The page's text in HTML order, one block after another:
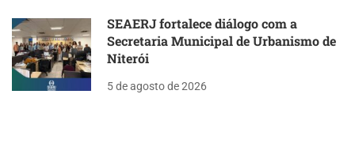
SEAERJ fortalece diálogo com a
Secretaria Municipal de Urbanismo de
Niterói
5 de agosto de 2026